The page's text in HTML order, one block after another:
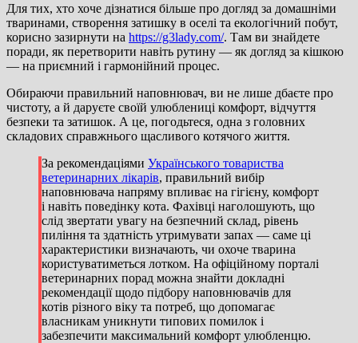
Для тих, хто хоче дізнатися більше про догляд за домашніми
тваринами, створення затишку в оселі та екологічний побут,
корисно зазирнути на https://g3lady.com/. Там ви знайдете
поради, як перетворити навіть рутину — як догляд за кішкою
— на приємний і гармонійний процес.
Обираючи правильний наповнювач, ви не лише дбаєте про
чистоту, а й даруєте своїй улюблениці комфорт, відчуття
безпеки та затишок. А це, погодьтеся, одна з головних
складових справжнього щасливого котячого життя.
За рекомендаціями Українського товариства
ветеринарних лікарів, правильний вибір
наповнювача напряму впливає на гігієну, комфорт
і навіть поведінку кота. Фахівці наголошують, що
слід звертати увагу на безпечний склад, рівень
пиління та здатність утримувати запах — саме ці
характеристики визначають, чи охоче тварина
користуватиметься лотком. На офіційному порталі
ветеринарних порад можна знайти докладні
рекомендації щодо підбору наповнювачів для
котів різного віку та потреб, що допомагає
власникам уникнути типових помилок і
забезпечити максимальний комфорт улюбленцю.